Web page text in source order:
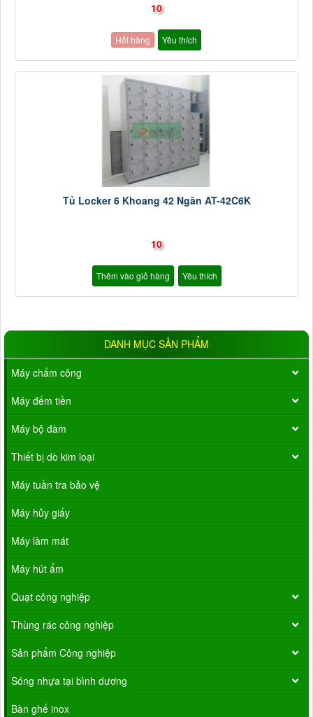
10
Hết hàng Yêu thích
Tủ Locker 6 Khoang 42 Ngăn AT-42C6K
10
Thêm vào giỏ hàng Yêu thích
DANH MỤC SẢN PHẨM
Máy chấm công
Máy đếm tiền
Máy bộ đàm
Thiết bị dò kim loại
Máy tuần tra bảo vệ
Máy hủy giấy
Máy làm mát
Máy hút ẩm
Quạt công nghiệp
Thùng rác công nghiệp
Sản phẩm Công nghiệp
Sóng nhựa tại bình dương
Bàn ghế inox